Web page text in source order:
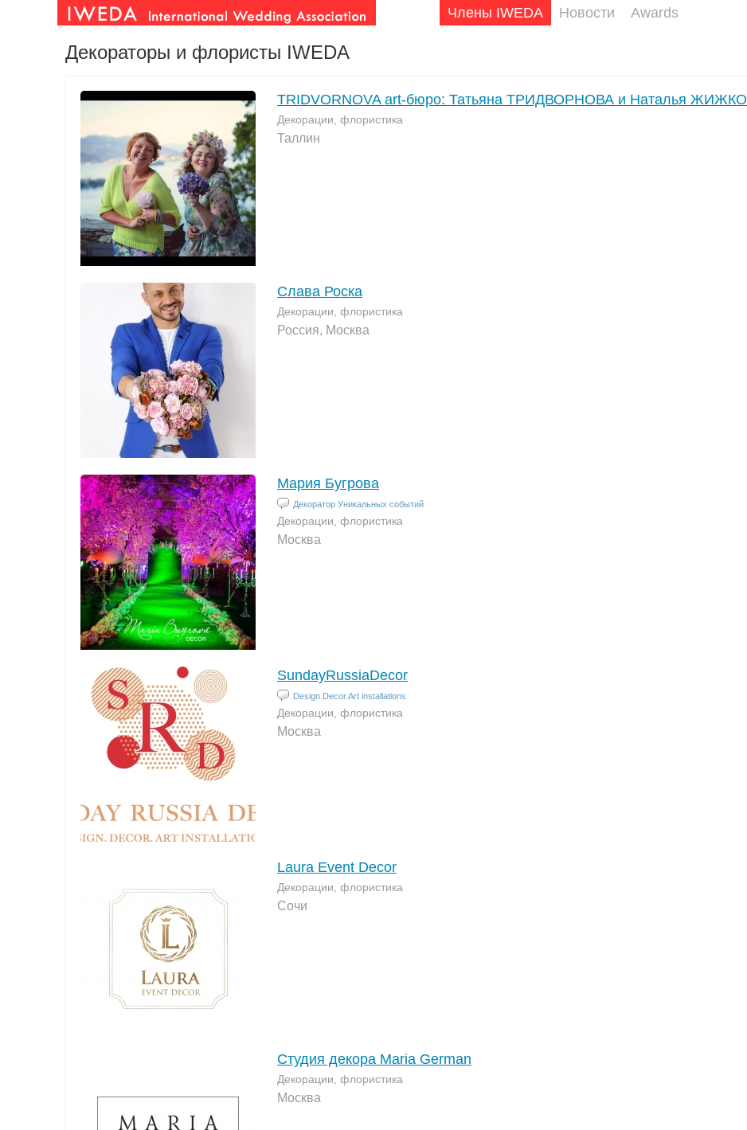
Члены IWEDA Новости Awards
Декораторы и флористы IWEDA
TRIDVORNOVA art-бюро: Татьяна ТРИДВОРНОВА и Наталья ЖИЖКО
Декорации, флористика
Таллин
Слава Роска
Декорации, флористика
Россия, Москва
Мария Бугрова
Декоратор Уникальных событий
Декорации, флористика
Москва
SundayRussiaDecor
Design.Decor.Art installations
Декорации, флористика
Москва
Laura Event Decor
Декорации, флористика
Сочи
Cтудия декора Maria German
Декорации, флористика
Москва